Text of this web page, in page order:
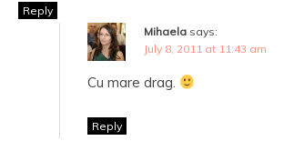
Reply
Mihaela says:
July 8, 2011 at 11:43 am
Cu mare drag.
Reply